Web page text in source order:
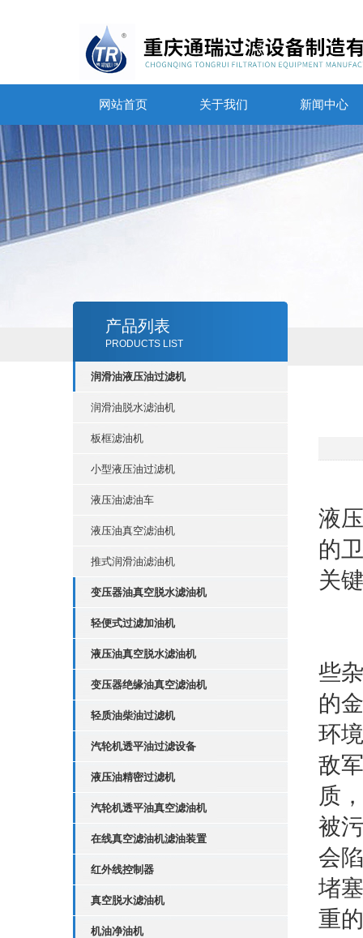
网站首页 关于我们 新闻中心
产品列表
PRODUCTS LIST
润滑油液压油过滤机
润滑油脱水滤油机
板框滤油机
小型液压油过滤机
液压油滤油车
液压油真空滤油机
推式润滑油滤油机
变压器油真空脱水滤油机
轻便式过滤加油机
液压油真空脱水滤油机
变压器绝缘油真空滤油机
轻质油柴油过滤机
汽轮机透平油过滤设备
液压油精密过滤机
汽轮机透平油真空滤油机
在线真空滤油机滤油装置
红外线控制器
真空脱水滤油机
机油净油机
液
的
关
些
的
环
敌
质
被
会
堵
重